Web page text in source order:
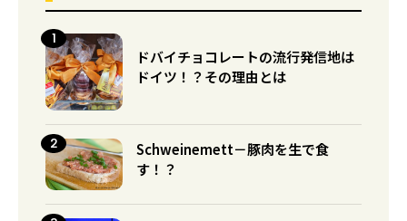
ドバイチョコレートの流行発信地は
ドイツ！？その理由とは
Schweinemett－豚肉を生で食
す！？